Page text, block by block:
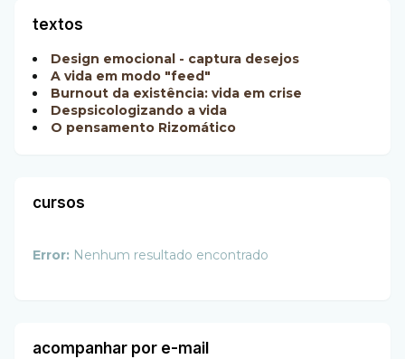
textos
Design emocional - captura desejos
A vida em modo "feed"
Burnout da existência: vida em crise
Despsicologizando a vida
O pensamento Rizomático
cursos
Error: Nenhum resultado encontrado
acompanhar por e-mail